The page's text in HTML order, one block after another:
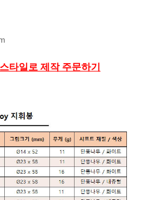
타일로 제작 주문하기